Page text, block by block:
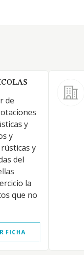
de
y
y
y
del
la
que no
FICHA